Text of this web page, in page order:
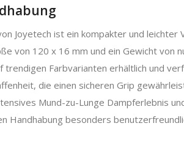
Joyetech ist ein kompakter und leichter
von 120 x 16 mm und ein Gewicht von
trendigen Farbvarianten erhältlich und
die einen sicheren Grip
Mund-zu-Lunge Dampferlebnis
Handhabung besonders